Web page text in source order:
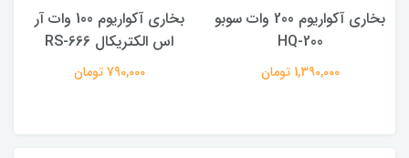
بخاری آکواریوم 200 وات سوبو
HQ-200
1,390,000 تومان
بخاری آکواریوم 100 وات آر
اس الکتریکال RS-666
790,000 تومان